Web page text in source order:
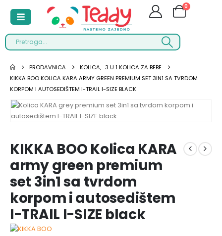
0
PRODAVNICA KOLICA, 3 U 1 KOLICA ZA BEBE
KIKKA BOO KOLICA KARA ARMY GREEN PREMIUM SET 3IN1 SA TVRDOM
KORPOM I AUTOSEDIŠTEM I-TRAIL I-SIZE BLACK
KIKKA BOO Kolica KARA
army green premium
set 3in1 sa tvrdom
korpom i autosedištem
I-TRAIL I-SIZE black